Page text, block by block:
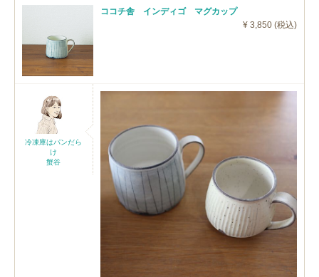
ココチ舎 インディゴ マグカップ
¥ 3,850 (税込)
冷凍庫はパンだら
け
蟹谷